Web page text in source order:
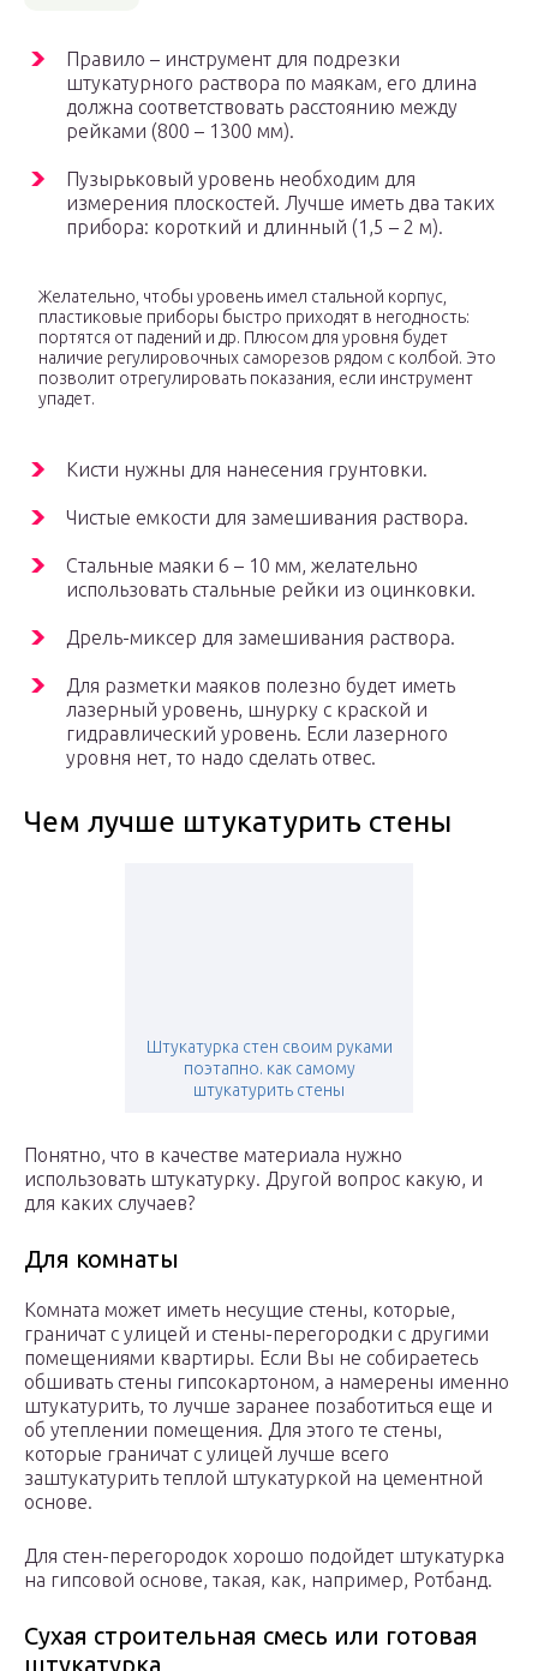
Правило – инструмент для подрезки
штукатурного раствора по маякам, его длина
должна соответствовать расстоянию между
рейками (800 – 1300 мм).
Пузырьковый уровень необходим для
измерения плоскостей. Лучше иметь два таких
прибора: короткий и длинный (1,5 – 2 м).
Желательно, чтобы уровень имел стальной корпус,
пластиковые приборы быстро приходят в негодность:
портятся от падений и др. Плюсом для уровня будет
наличие регулировочных саморезов рядом с колбой. Это
позволит отрегулировать показания, если инструмент
упадет.
Кисти нужны для нанесения грунтовки.
Чистые емкости для замешивания раствора.
Стальные маяки 6 – 10 мм, желательно
использовать стальные рейки из оцинковки.
Дрель-миксер для замешивания раствора.
Для разметки маяков полезно будет иметь
лазерный уровень, шнурку с краской и
гидравлический уровень. Если лазерного
уровня нет, то надо сделать отвес.
Чем лучше штукатурить стены
Штукатурка стен своим руками
поэтапно. как самому
штукатурить стены
Понятно, что в качестве материала нужно
использовать штукатурку. Другой вопрос какую, и
для каких случаев?
Для комнаты
Комната может иметь несущие стены, которые,
граничат с улицей и стены-перегородки с другими
помещениями квартиры. Если Вы не собираетесь
обшивать стены гипсокартоном, а намерены именно
штукатурить, то лучше заранее позаботиться еще и
об утеплении помещения. Для этого те стены,
которые граничат с улицей лучше всего
заштукатурить теплой штукатуркой на цементной
основе.
Для стен-перегородок хорошо подойдет штукатурка
на гипсовой основе, такая, как, например, Ротбанд.
Сухая строительная смесь или готовая
штукатурка